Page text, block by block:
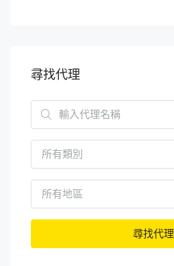
尋找代理
所有類別
所有地區
尋找代理